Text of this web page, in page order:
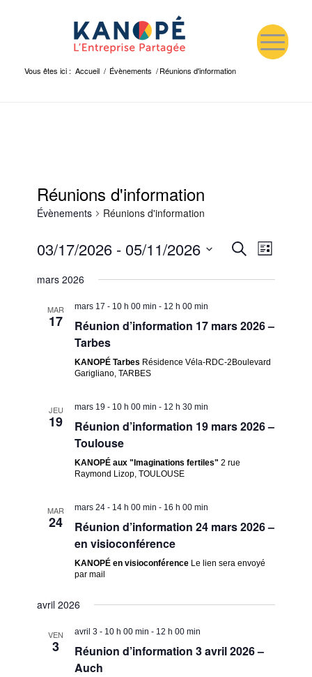
Vous êtes ici : Accueil / Évènements / Réunions d'information
Réunions d'information
Évènements Réunions d'information
vues
Recherche
vues
Liste
03/17/2026 - 05/11/2026
une
mars 2026
MAR
17
mars 17 - 10 h 00 min - 12 h 00 min
Réunion d’information 17 mars 2026 –
Tarbes
KANOPÉ Tarbes Résidence Véla-RDC-2Boulevard
Garigliano, TARBES
JEU
19
mars 19 - 10 h 00 min - 12 h 30 min
Réunion d’information 19 mars 2026 –
Toulouse
KANOPÉ aux "Imaginations fertiles"2 rue
Raymond Lizop, TOULOUSE
MAR
24
mars 24 - 14 h 00 min - 16 h 00 min
Réunion d’information 24 mars 2026 –
en visioconférence
KANOPÉ en visioconférence Le lien sera envoyé
par mail
avril 2026
VEN
3
avril 3 - 10 h 00 min - 12 h 00 min
Réunion d’information 3 avril 2026 –
Auch